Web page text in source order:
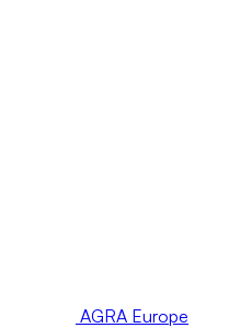
AGRA Europe